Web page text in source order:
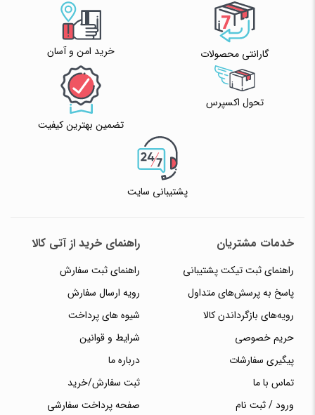
گارانتی محصولات خرید امن و آسان
تحول اکسپرس
تضمین بهترین کیفیت
پشتیبانی سایت
خدمات مشتریان
راهنمای ثبت تیکت پشتیبانی
پاسخ به پرسش‌های متداول
رویه‌های بازگرداندن کالا
حریم خصوصی
پیگیری سفارشات
تماس با ما
ورود / ثبت نام
راهنمای خرید از آتی کالا
راهنمای ثبت سفارش
رویه ارسال سفارش
شیوه های پرداخت
شرایط و قوانین
درباره ما
ثبت سفارش/خرید
صفحه پرداخت سفارشی